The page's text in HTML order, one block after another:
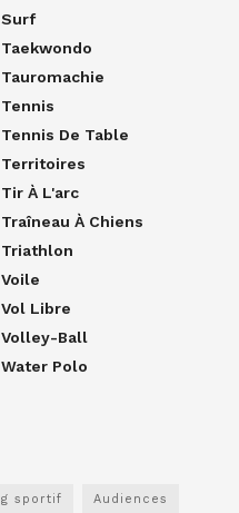
Surf
Taekwondo
Tauromachie
Tennis
Tennis De Table
Territoires
Tir À L'arc
Traîneau À Chiens
Triathlon
Voile
Vol Libre
Volley-Ball
Water Polo
sportif Audiences